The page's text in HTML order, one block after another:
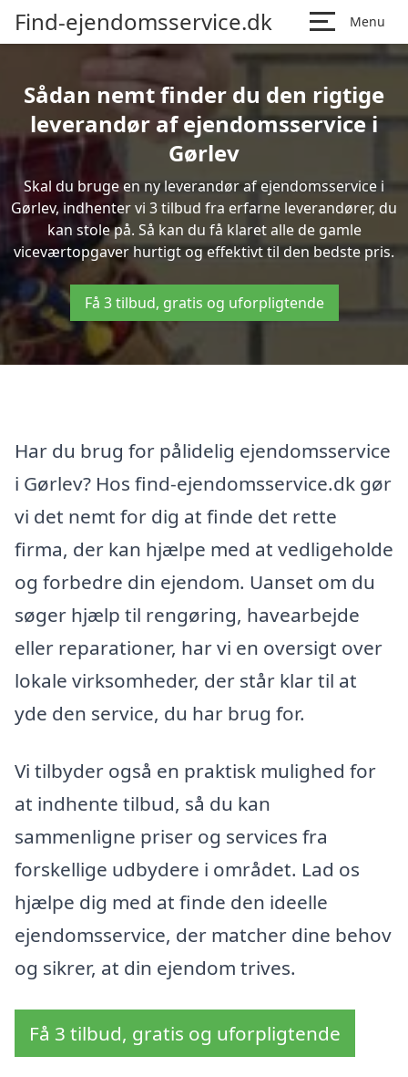
Find-ejendomsservice.dk Menu
Sådan nemt finder du den rigtige
leverandør af ejendomsservice i
Gørlev
Skal du bruge en ny leverandør af ejendomsservice i
Gørlev, indhenter vi 3 tilbud fra erfarne leverandører, du
kan stole på. Så kan du få klaret alle de gamle
viceværtopgaver hurtigt og effektivt til den bedste pris.
Få 3 tilbud, gratis og uforpligtende
Har du brug for pålidelig ejendomsservice
i Gørlev? Hos find-ejendomsservice.dk gør
vi det nemt for dig at finde det rette
firma, der kan hjælpe med at vedligeholde
og forbedre din ejendom. Uanset om du
søger hjælp til rengøring, havearbejde
eller reparationer, har vi en oversigt over
lokale virksomheder, der står klar til at
yde den service, du har brug for.
Vi tilbyder også en praktisk mulighed for
at indhente tilbud, så du kan
sammenligne priser og services fra
forskellige udbydere i området. Lad os
hjælpe dig med at finde den ideelle
ejendomsservice, der matcher dine behov
og sikrer, at din ejendom trives.
Få 3 tilbud, gratis og uforpligtende